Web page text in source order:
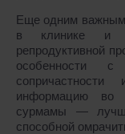
Еще одним важным
в клинике и
репродуктивной
особенности
информацию во
сурмамы ―
способной